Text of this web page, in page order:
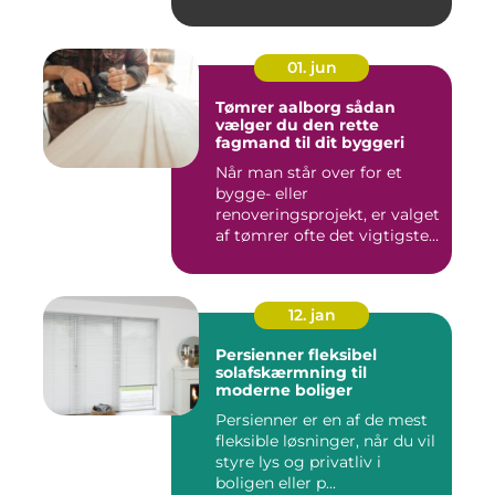
01. jun
Tømrer aalborg sådan
vælger du den rette
fagmand til dit byggeri
Når man står over for et
bygge- eller
renoveringsprojekt, er valget
af tømrer ofte det vigtigste
12. jan
Persienner fleksibel
solafskærmning til
moderne boliger
Persienner er en af de mest
fleksible løsninger, når du vil
styre lys og privatliv i
boligen eller p...